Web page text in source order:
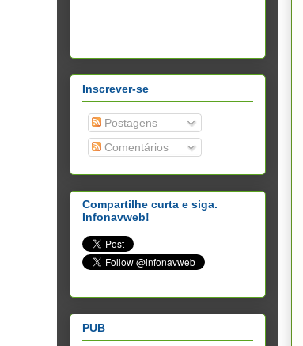
Inscrever-se
Postagens
Comentários
Compartilhe curta e siga.
Infonavweb!
PUB